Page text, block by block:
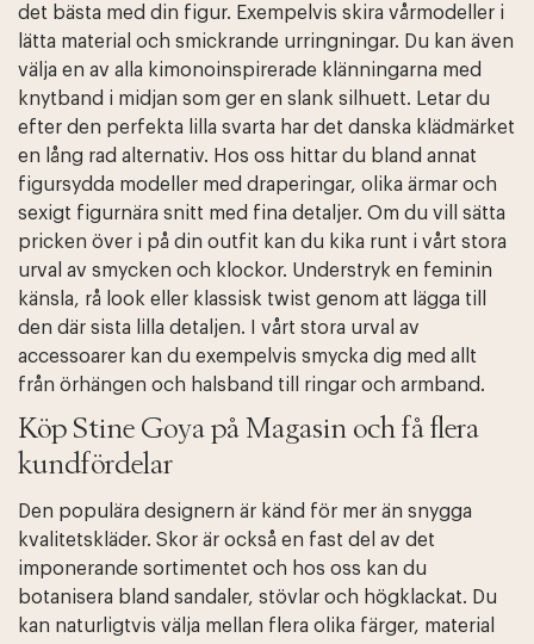
det bästa med din figur. Exempelvis skira vårmodeller i
lätta material och smickrande urringningar. Du kan även
välja en av alla kimonoinspirerade klänningarna med
knytband i midjan som ger en slank silhuett. Letar du
efter den perfekta lilla svarta har det danska klädmärket
en lång rad alternativ. Hos oss hittar du bland annat
figursydda modeller med draperingar, olika ärmar och
sexigt figurnära snitt med fina detaljer. Om du vill sätta
pricken över i på din outfit kan du kika runt i vårt stora
urval av smycken och klockor. Understryk en feminin
känsla, rå look eller klassisk twist genom att lägga till
den där sista lilla detaljen. I vårt stora urval av
accessoarer kan du exempelvis smycka dig med allt
från örhängen och halsband till ringar och armband.
Köp Stine Goya på Magasin och få flera
kundfördelar
Den populära designern är känd för mer än snygga
kvalitetskläder. Skor är också en fast del av det
imponerande sortimentet och hos oss kan du
botanisera bland sandaler, stövlar och högklackat. Du
kan naturligtvis välja mellan flera olika färger, material